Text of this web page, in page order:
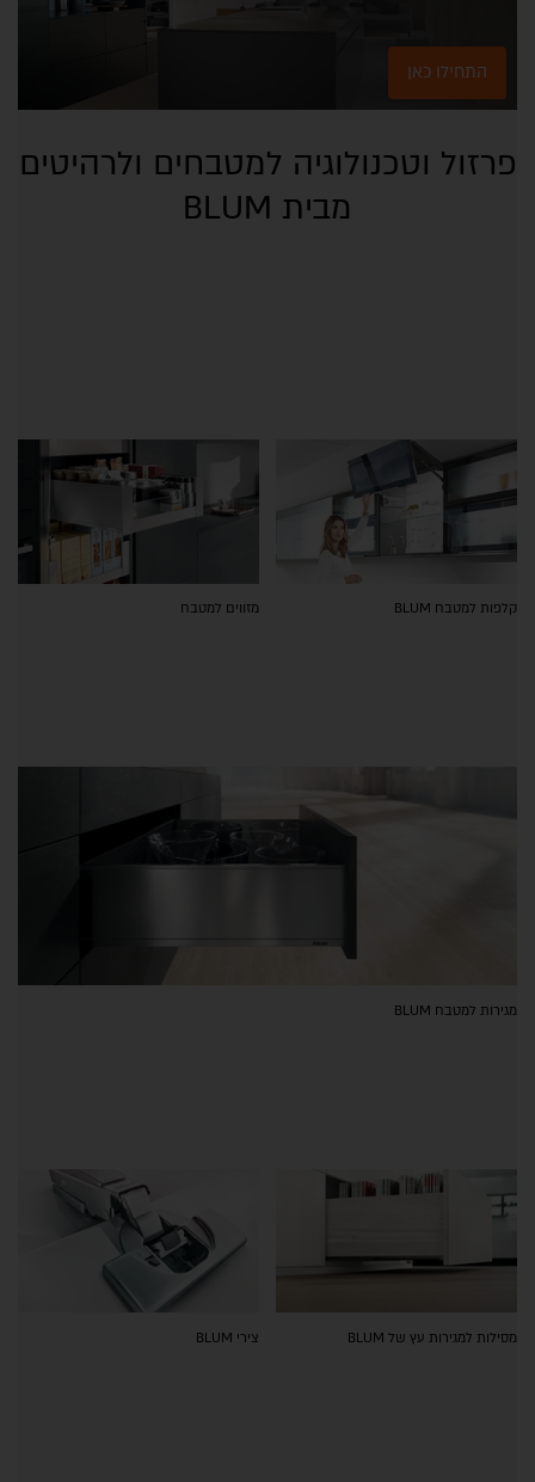
התחילו כאן
פרזול וטכנולוגיה למטבחים ולרהיטים
מבית BLUM
קלפות למטבח BLUM מזווים למטבח
מגירות למטבח BLUM
מסילות למגירות עץ של BLUM צירי BLUM